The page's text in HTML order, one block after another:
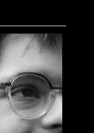
pour que je